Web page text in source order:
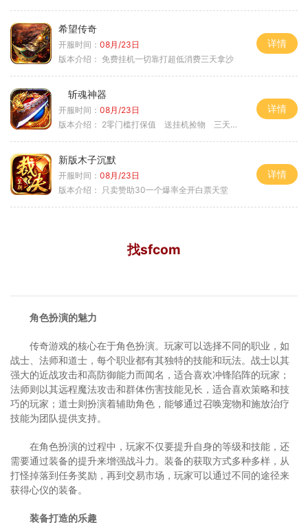
希望传奇
开服时间： 08月/23日
版本介绍： 免费挂机一切靠打超低消费三天拿沙
详情
斩魂神器
开服时间： 08月/23日
版本介绍： 2零门槛打保值 送挂机捡物 三天合区
详情
新版木子沉默
开服时间： 08月/23日
版本介绍： 只卖赞助30一个爆率全开白票天堂
详情
找sfcom
角色扮演的魅力
传奇游戏的核心在于角色扮演。玩家可以选择不同的职业，如
战士、法师和道士，每个职业都有其独特的技能和玩法。战士以其
强大的近战攻击和高防御能力而闻名，适合喜欢冲锋陷阵的玩家；
法师则以其远程魔法攻击和群体伤害技能见长，适合喜欢策略和技
巧的玩家；道士则扮演着辅助角色，能够通过召唤宠物和施放治疗
技能为团队提供支持。
在角色扮演的过程中，玩家不仅要提升自身的等级和技能，还
需要通过装备的提升来增强战斗力。装备的获取方式多种多样，从
打怪掉落到任务奖励，再到交易市场，玩家可以通过不同的途径来
获得心仪的装备。
装备打造的乐趣